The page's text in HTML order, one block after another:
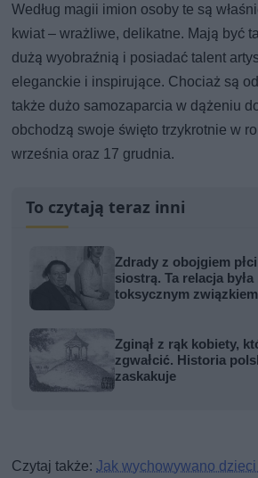
Według magii imion osoby te są
kwiat – wrażliwe, delikatne. Mają być
dużą wyobraźnią i posiadać talent
eleganckie i inspirujące. Chociaż są
także dużo samozaparcia w dążeniu
obchodzą swoje święto trzykrotnie w
września oraz 17 grudnia.
To czytają teraz inni
Zdrady z obojgiem
siostrą. Ta relacja
toksycznym
Zginął z rąk kobiety,
zgwałcić. Historia
zaskakuje
Czytaj także:Jak wychowywano